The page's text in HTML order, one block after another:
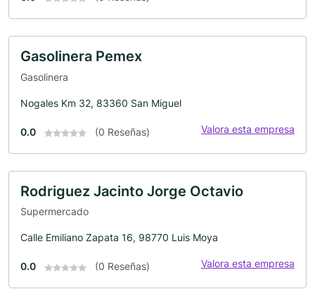
Gasolinera Pemex
Gasolinera
Nogales Km 32, 83360 San Miguel
0.0 (0 Reseñas) Valora esta empresa
Rodriguez Jacinto Jorge Octavio
Supermercado
Calle Emiliano Zapata 16, 98770 Luis Moya
0.0 (0 Reseñas) Valora esta empresa